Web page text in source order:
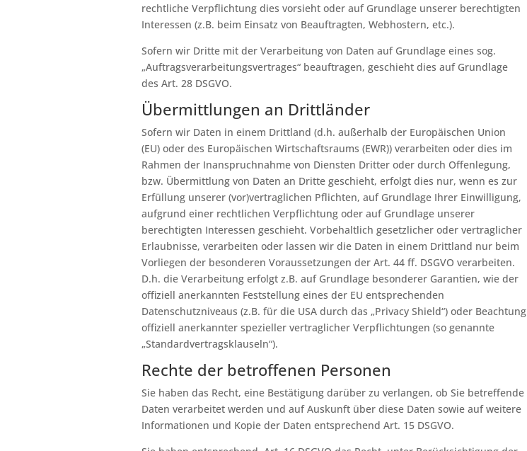
rechtliche Verpflichtung dies vorsieht oder auf Grundlage unserer berechtigten
Interessen (z.B. beim Einsatz von Beauftragten, Webhostern, etc.).
Sofern wir Dritte mit der Verarbeitung von Daten auf Grundlage eines sog.
„Auftragsverarbeitungsvertrages“ beauftragen, geschieht dies auf Grundlage
des Art. 28 DSGVO.
Übermittlungen an Drittländer
Sofern wir Daten in einem Drittland (d.h. außerhalb der Europäischen Union
(EU) oder des Europäischen Wirtschaftsraums (EWR)) verarbeiten oder dies im
Rahmen der Inanspruchnahme von Diensten Dritter oder durch Offenlegung,
bzw. Übermittlung von Daten an Dritte geschieht, erfolgt dies nur, wenn es zur
Erfüllung unserer (vor)vertraglichen Pflichten, auf Grundlage Ihrer Einwilligung,
aufgrund einer rechtlichen Verpflichtung oder auf Grundlage unserer
berechtigten Interessen geschieht. Vorbehaltlich gesetzlicher oder vertraglicher
Erlaubnisse, verarbeiten oder lassen wir die Daten in einem Drittland nur beim
Vorliegen der besonderen Voraussetzungen der Art. 44 ff. DSGVO verarbeiten.
D.h. die Verarbeitung erfolgt z.B. auf Grundlage besonderer Garantien, wie der
offiziell anerkannten Feststellung eines der EU entsprechenden
Datenschutzniveaus (z.B. für die USA durch das „Privacy Shield“) oder Beachtung
offiziell anerkannter spezieller vertraglicher Verpflichtungen (so genannte
„Standardvertragsklauseln“).
Rechte der betroffenen Personen
Sie haben das Recht, eine Bestätigung darüber zu verlangen, ob Sie betreffende
Daten verarbeitet werden und auf Auskunft über diese Daten sowie auf weitere
Informationen und Kopie der Daten entsprechend Art. 15 DSGVO.